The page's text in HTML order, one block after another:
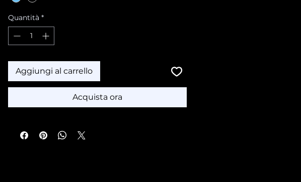
Quantità *
Aggiungi al carrello
Acquista ora